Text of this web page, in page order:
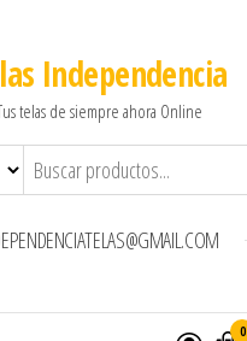
Independencia
telas de siempre ahora Online
0